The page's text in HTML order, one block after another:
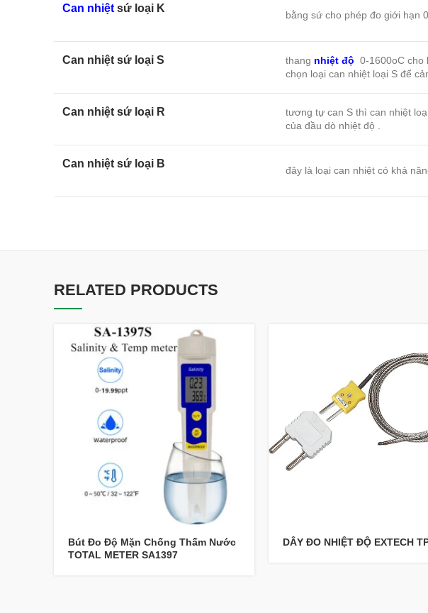
Can nhiệt sứ loại K
bằng sứ cho phép đo giới hạn
Can nhiệt sứ loại S thang nhiệt độ 0-1600oC cho
chọn loại can nhiệt loại S để
Can nhiệt sứ loại R
tương tự can S thì can nhiệt
của đầu dò nhiệt độ .
Can nhiệt sứ loại B
đây là loại can nhiệt có khả
RELATED PRODUCTS
Bút Đo Độ Mặn Chống Thấm Nước
TOTAL METER SA1397
DÂY ĐO NHIỆT ĐỘ EXTECH